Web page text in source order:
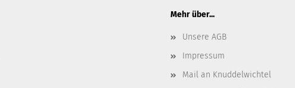
Mehr über...
Unsere AGB
Impressum
Mail an Knuddelwichtel